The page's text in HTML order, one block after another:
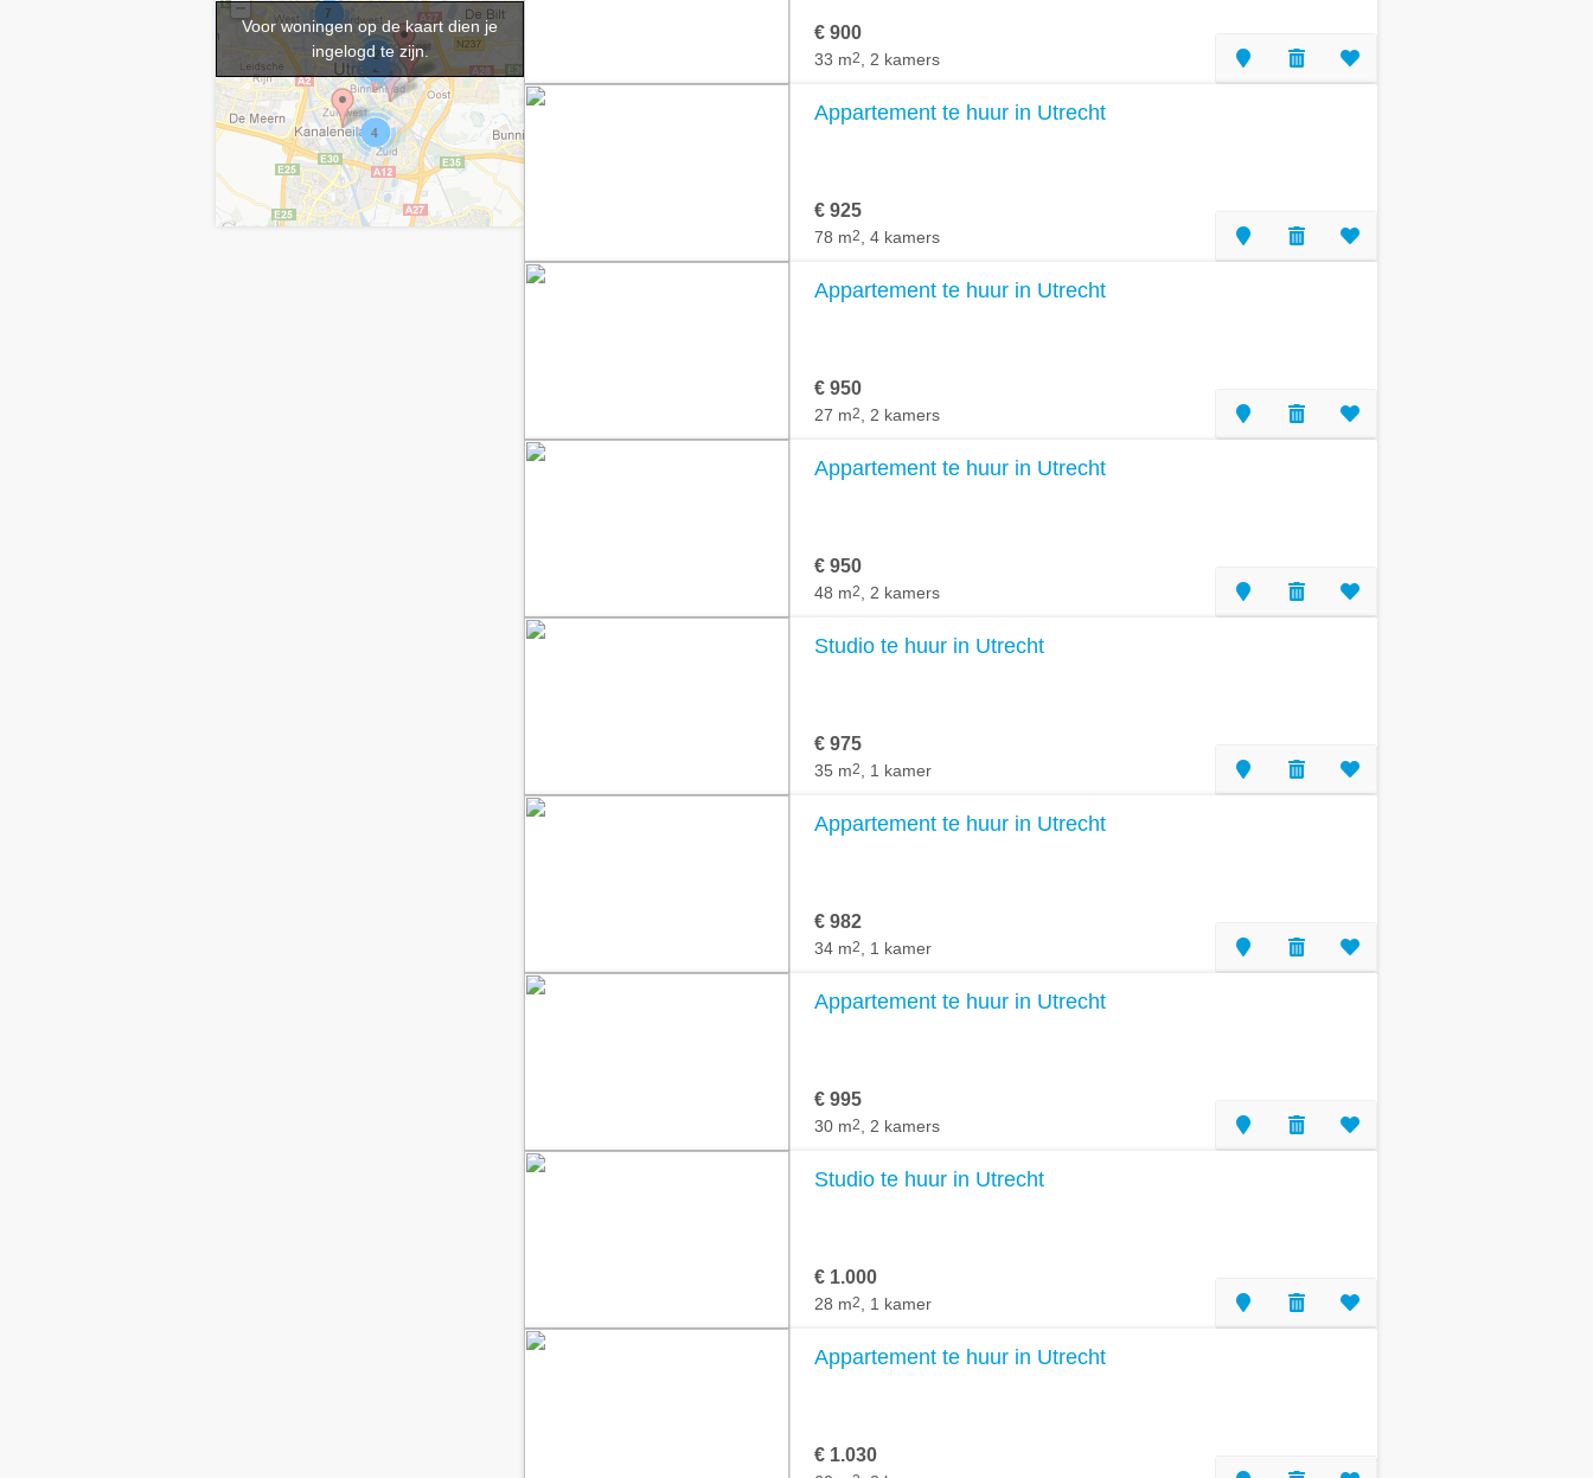
Voor woningen op de kaart dien je
ingelogd te zijn.
€ 900
33 m2 , 2 kamers
Appartement te huur in Utrecht
€ 925
78 m2 , 4 kamers
Appartement te huur in Utrecht
€ 950
27 m2 , 2 kamers
Appartement te huur in Utrecht
€ 950
48 m2 , 2 kamers
Studio te huur in Utrecht
€ 975
35 m2 , 1 kamer
Appartement te huur in Utrecht
€ 982
34 m2 , 1 kamer
Appartement te huur in Utrecht
€ 995
30 m2 , 2 kamers
Studio te huur in Utrecht
€ 1.000
28 m2 , 1 kamer
Appartement te huur in Utrecht
€ 1.030